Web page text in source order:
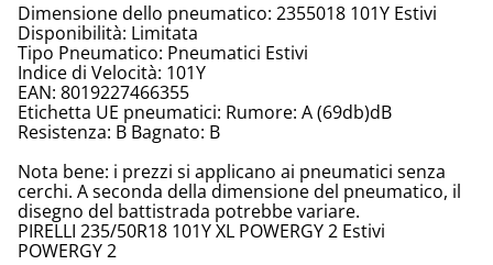
Dimensione dello pneumatico: 2355018 101Y Estivi
Disponibilità: Limitata
Tipo Pneumatico: Pneumatici Estivi
Indice di Velocità: 101Y
EAN: 8019227466355
Etichetta UE pneumatici: Rumore: A (69db)dB
Resistenza: B Bagnato: B
Nota bene: i prezzi si applicano ai pneumatici senza
cerchi. A seconda della dimensione del pneumatico, il
disegno del battistrada potrebbe variare.
PIRELLI 235/50R18 101Y XL POWERGY 2 Estivi
POWERGY 2